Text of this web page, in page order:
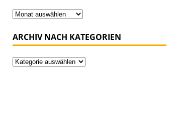
ARCHIV NACH KATEGORIEN